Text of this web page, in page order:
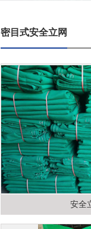
密目式安全立网
安全